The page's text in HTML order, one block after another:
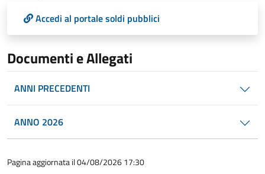
Accedi al portale soldi pubblici
Documenti e Allegati
ANNI PRECEDENTI
ANNO 2026
Pagina aggiornata il 04/08/2026 17:30